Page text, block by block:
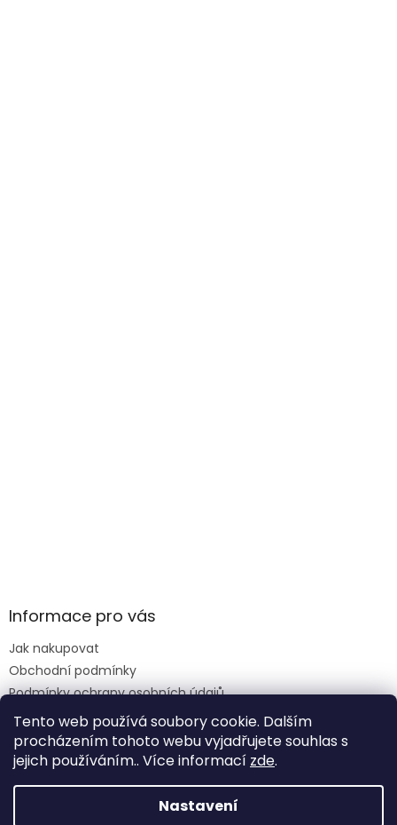
Tento web používá soubory cookie. Dalším
procházením tohoto webu vyjadřujete souhlas s
jejich používáním.. Více informací zde.
Nastavení
Informace pro vás
Jak nakupovat
Obchodní podmínky
Podmínky ochrany osobních údajů
Reklamace formulář